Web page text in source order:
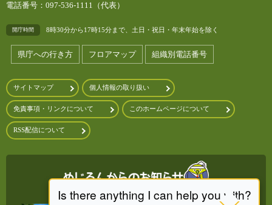
電話番号：097-536-1111（代表）
開庁時間 8時30分から17時15分まで、土日・祝日・年末年始を除く
県庁への行き方 フロアマップ 組織別電話番号
サイトマップ 個人情報の取り扱い
免責事項・リンクについて このホームページについて
RSS配信について